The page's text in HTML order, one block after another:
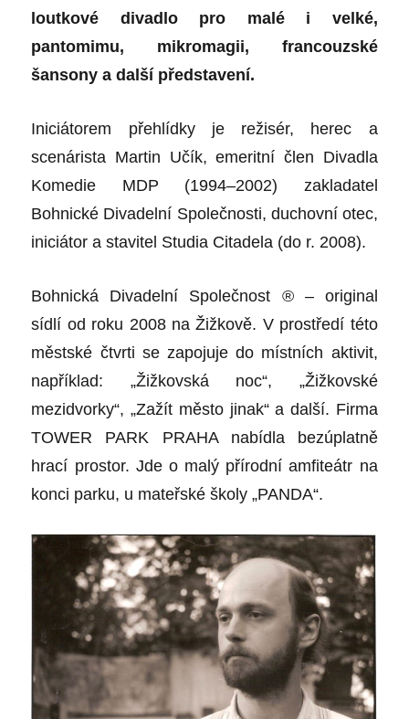
loutkové divadlo pro malé i velké,
pantomimu, mikromagii, francouzské
šansony a další představení.
Iniciátorem přehlídky je režisér, herec a
scenárista Martin Učík, emeritní člen Divadla
Komedie MDP (1994–2002) zakladatel
Bohnické Divadelní Společnosti, duchovní otec,
iniciátor a stavitel Studia Citadela (do r. 2008).
Bohnická Divadelní Společnost ® – original
sídlí od roku 2008 na Žižkově. V prostředí této
městské čtvrti se zapojuje do místních aktivit,
například: „Žižkovská noc“, „Žižkovské
mezidvorky“, „Zažít město jinak“ a další. Firma
TOWER PARK PRAHA nabídla bezúplatně
hrací prostor. Jde o malý přírodní amfiteátr na
konci parku, u mateřské školy „PANDA“.